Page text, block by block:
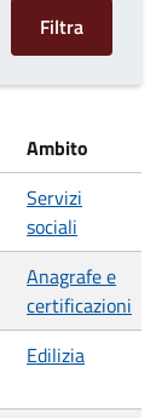
Ambito
Servizi
sociali
Anagrafe e
certificazioni
Edilizia